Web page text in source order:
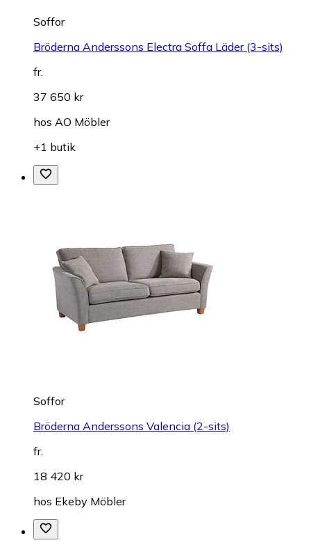
Soffor
Bröderna Anderssons Electra Soffa Läder (3-sits)
fr.
37 650 kr
hos AO Möbler
+1 butik
Soffor
Bröderna Anderssons Valencia (2-sits)
fr.
18 420 kr
hos Ekeby Möbler